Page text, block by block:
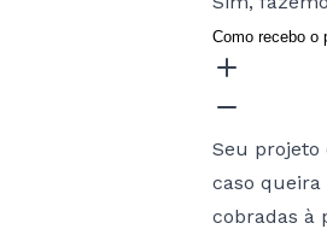
Como recebo o
Seu projeto
caso
cobradas à